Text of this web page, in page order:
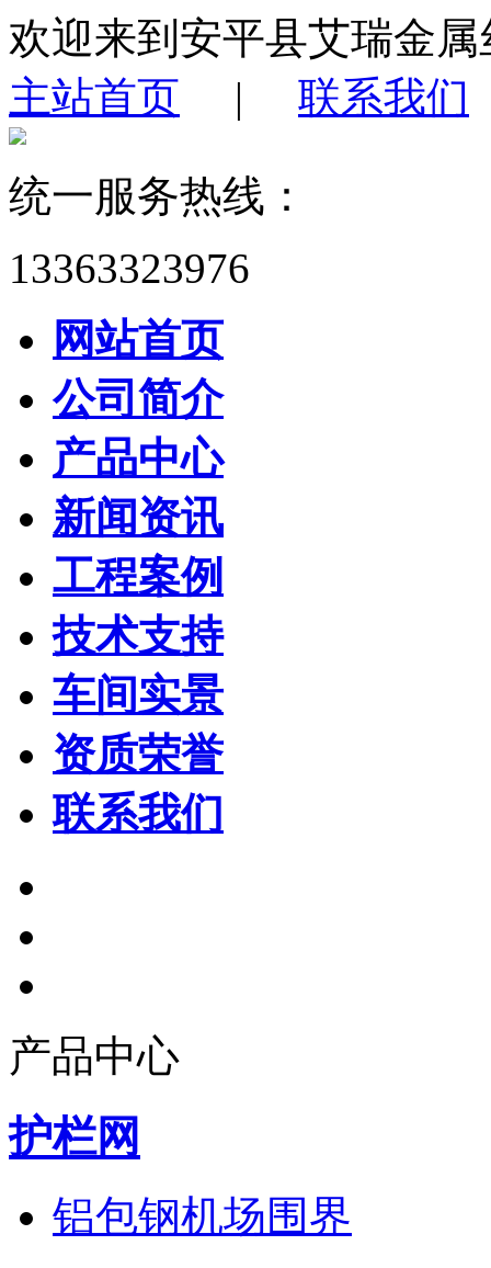
欢迎来到安平县艾瑞金
主站首页 | 联系我们
统一服务热线：
13363323976
网站首页
公司简介
产品中心
新闻资讯
工程案例
技术支持
车间实景
资质荣誉
联系我们
产品中心
护栏网
铝包钢机场围界